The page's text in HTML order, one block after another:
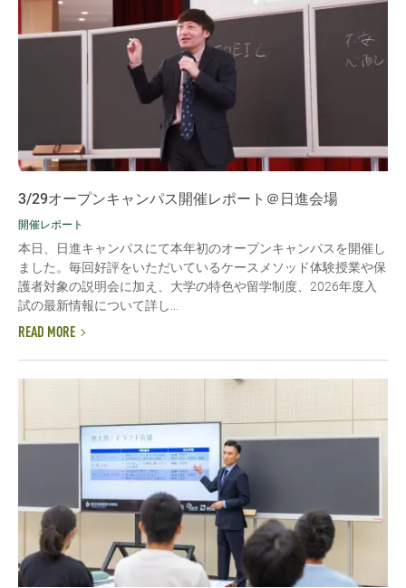
3/29オープンキャンパス開催レポート＠日進会場
開催レポート
本日、日進キャンパスにて本年初のオープンキャンパスを開催し
ました。毎回好評をいただいているケースメソッド体験授業や保
護者対象の説明会に加え、大学の特色や留学制度、2026年度入
試の最新情報について詳し...
READ MORE